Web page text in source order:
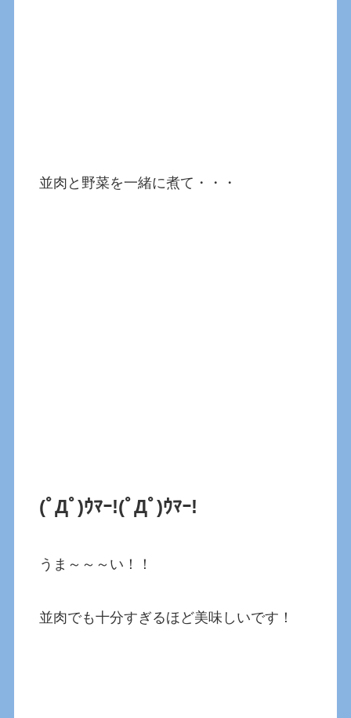
並肉と野菜を一緒に煮て・・・
(ﾟДﾟ)ｳﾏｰ!(ﾟДﾟ)ｳﾏｰ!
うま～～～い！！
並肉でも十分すぎるほど美味しいです！